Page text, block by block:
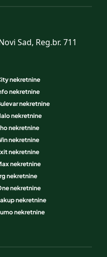
Sad, Reg.br. 711
nekretnine
nekretnine
nekretnine
nekretnine
nekretnine
nekretnine
nekretnine
nekretnine
nekretnine
nekretnine
nekretnine
nekretnine